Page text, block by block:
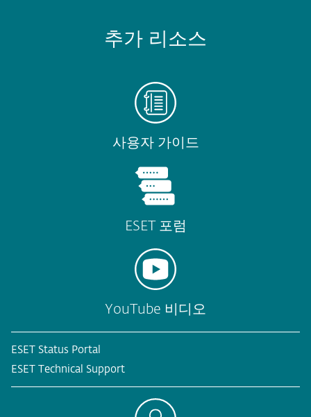
추가 리소스
사용자 가이드
ESET 포럼
YouTube 비디오
ESET Status Portal
ESET Technical Support